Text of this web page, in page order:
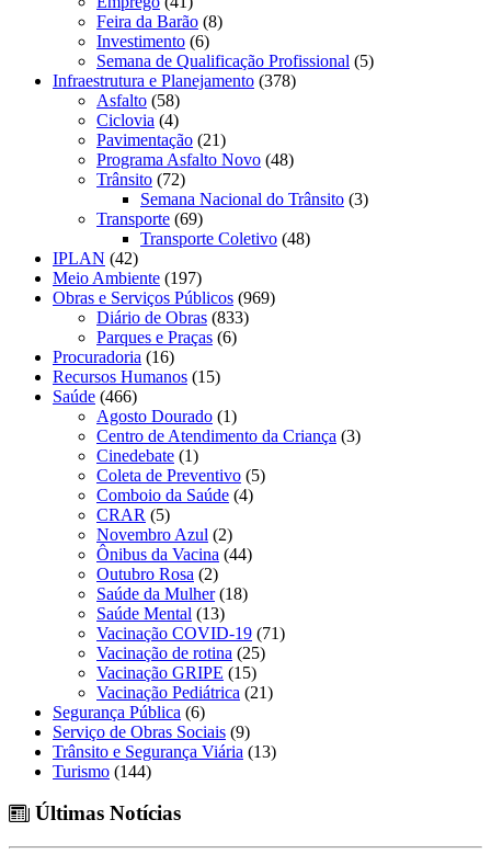
Feira da Barão (8)
Investimento (6)
Semana de Qualificação Profissional (5)
Infraestrutura e Planejamento (378)
Asfalto (58)
Ciclovia (4)
Pavimentação (21)
Programa Asfalto Novo (48)
Trânsito (72)
Semana Nacional do Trânsito (3)
Transporte (69)
Transporte Coletivo (48)
IPLAN (42)
Meio Ambiente (197)
Obras e Serviços Públicos (969)
Diário de Obras (833)
Parques e Praças (6)
Procuradoria (16)
Recursos Humanos (15)
Saúde (466)
Agosto Dourado (1)
Centro de Atendimento da Criança (3)
Cinedebate (1)
Coleta de Preventivo (5)
Comboio da Saúde (4)
CRAR (5)
Novembro Azul (2)
Ônibus da Vacina (44)
Outubro Rosa (2)
Saúde da Mulher(18)
Saúde Mental (13)
Vacinação COVID-19 (71)
Vacinação de rotina (25)
Vacinação GRIPE (15)
Vacinação Pediátrica (21)
Segurança Pública (6)
Serviço de Obras Sociais (9)
Trânsito e Segurança Viária (13)
Turismo (144)
Últimas Notícias